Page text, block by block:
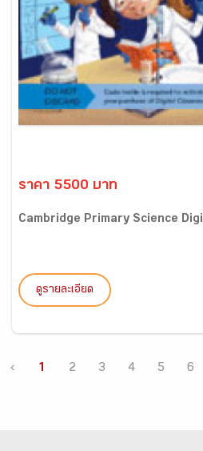
ราคา 5500 บาท
Cambridge Primary Science
ดูรายละเอียด
‹ 1 2 3 4 5 6